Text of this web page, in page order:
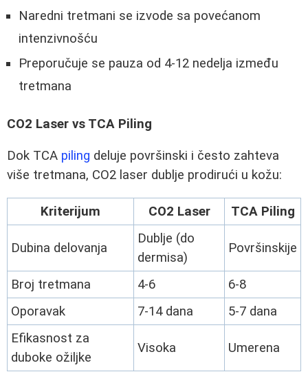
Naredni tretmani se izvode sa povećanom
intenzivnošću
Preporučuje se pauza od 4-12 nedelja između
tretmana
CO2 Laser vs TCA Piling
Dok TCA piling deluje površinski i često zahteva
više tretmana, CO2 laser dublje prodirući u kožu:
Kriterijum CO2 Laser TCA Piling
Dubina delovanja
Dublje (do
dermisa)
Površinskije
Broj tretmana 4-6
6-8
Oporavak
7-14 dana
5-7 dana
Efikasnost za
duboke ožiljke
Visoka Umerena